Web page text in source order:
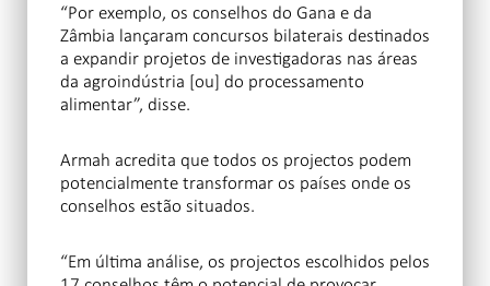
“Por exemplo, os conselhos do Gana e da
Zâmbia lançaram concursos bilaterais destinados
a expandir projetos de investigadoras nas áreas
da agroindústria [ou] do processamento
alimentar”, disse.
Armah acredita que todos os projectos podem
potencialmente transformar os países onde os
conselhos estão situados.
“Em última análise, os projectos escolhidos pelos